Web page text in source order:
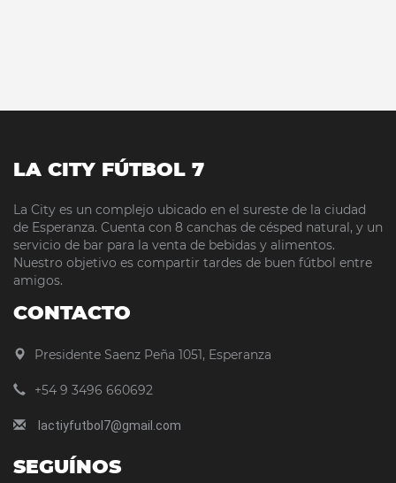
LA CITY FÚTBOL 7
La City es un complejo ubicado en el sureste de la ciudad
de Esperanza. Cuenta con 8 canchas de césped natural, y un
servicio de bar para la venta de bebidas y alimentos.
Nuestro objetivo es compartir tardes de buen fútbol entre
amigos.
CONTACTO
Presidente Saenz Peña 1051, Esperanza
+54 9 3496 660692
lactiyfutbol7@gmail.com
SEGUÍNOS